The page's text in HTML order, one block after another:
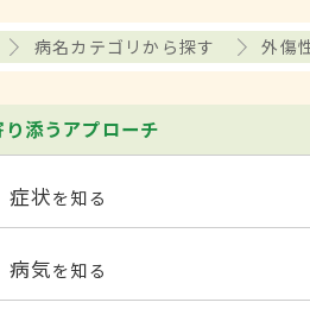
病名カテゴリから探す 外傷
添うアプローチ
症状を知る
病気を知る